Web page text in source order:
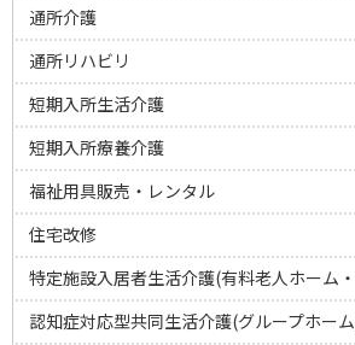
通所介護
通所リハビリ
短期入所生活介護
短期入所療養介護
福祉用具販売・レンタル
住宅改修
特定施設入居者生活介護(有料老人ホーム
認知症対応型共同生活介護(グループホー